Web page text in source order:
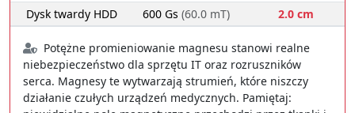
Dysk twardy HDD
600 Gs (60.0 mT) 2.0 cm
Potężne promieniowanie magnesu stanowi realne
niebezpieczeństwo dla sprzętu IT oraz rozruszników
serca. Magnesy te wytwarzają strumień, które niszczy
działanie czułych urządzeń medycznych. Pamiętaj: